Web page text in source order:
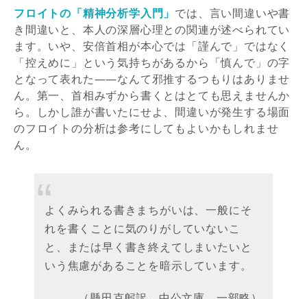
フロイトの「精神分析学入門」 では、言い間違いや書
き間違いと、本人の深層心理との関連が述べられてい
ます。いや、安倍首相が本心では「謹んで」ではなく
「控えめに」という気持ちがあるから「慎んで」の字
となって表れた――なんて邪推するつもりはありませ
ん。第一、首相みずから書くとはとても思えませんか
ら。しかし誰が書いたにせよ、間違いが発生する場面
のフロイトの分析は参考にしてもよいかもしれませ
ん。
よくみられる書きまちがいは、一般にそ
れを書くことに気のりがしていないこ
と、または早く書き終えてしまいたいと
いう焦慮があることを暗示しています。